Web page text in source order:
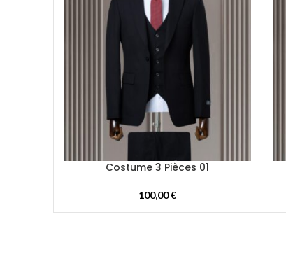
Costume 3 Pièces 01
100,00€